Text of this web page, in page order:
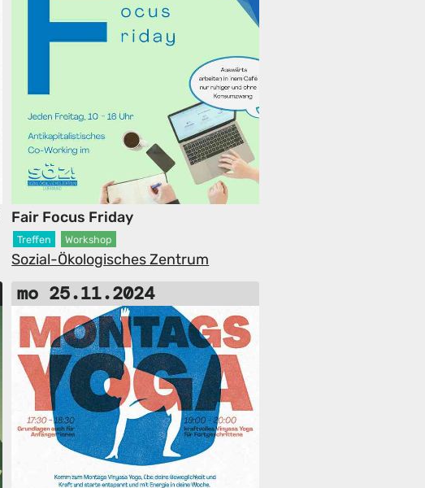
Fair Focus Friday
Treffen Workshop
Sozial-Ökologisches Zentrum
mo 25.11.2024